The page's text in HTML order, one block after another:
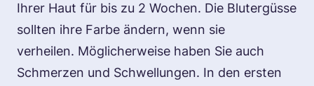
Ihrer Haut für bis zu 2 Wochen. Die Blutergüsse
sollten ihre Farbe ändern, wenn sie
verheilen. Möglicherweise haben Sie auch
Schmerzen und Schwellungen. In den ersten